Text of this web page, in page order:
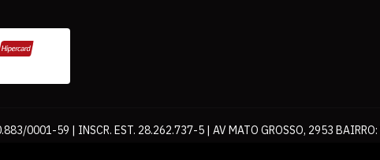
0001-59 | INSCR. EST. 28.262.737-5 | AV MATO GROSSO, 2953